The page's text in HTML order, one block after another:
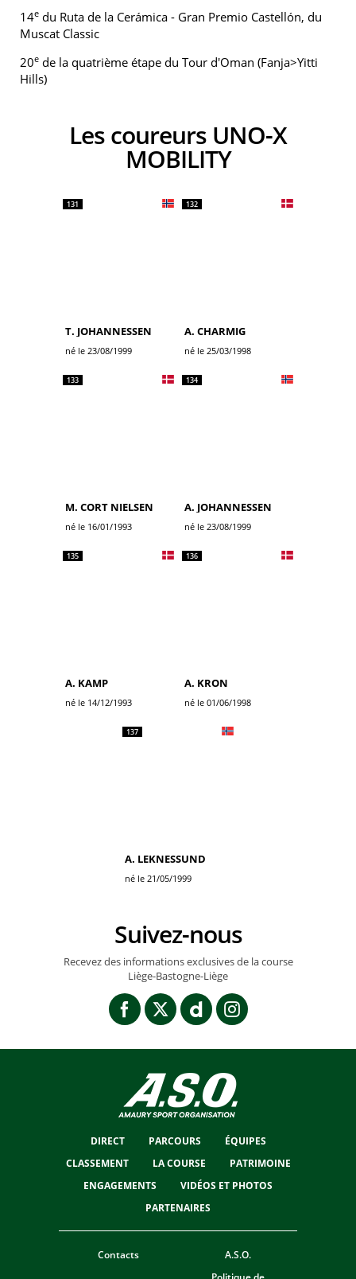
14e du Ruta de la Cerámica - Gran Premio Castellón, du
Muscat Classic
20e de la quatrième étape du Tour d'Oman (Fanja>Yitti
Hills)
Les coureurs UNO-X
MOBILITY
131
T. JOHANNESSEN
né le 23/08/1999
132
A. CHARMIG
né le 25/03/1998
133
M. CORT NIELSEN
né le 16/01/1993
134
A. JOHANNESSEN
né le 23/08/1999
135
A. KAMP
né le 14/12/1993
136
A. KRON
né le 01/06/1998
137
A. LEKNESSUND
né le 21/05/1999
Suivez-nous
Recevez des informations exclusives de la course
Liège-Bastogne-Liège
DIRECT PARCOURS
ÉQUIPES
CLASSEMENT
LA COURSE
PATRIMOINE
ENGAGEMENTS
VIDÉOS ET PHOTOS
PARTENAIRES
Contacts A.S.O.